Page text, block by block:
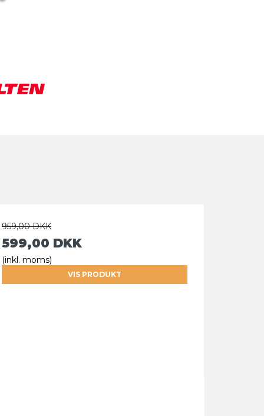
959,00 DKK
599,00 DKK
(inkl. moms)
VIS PRODUKT